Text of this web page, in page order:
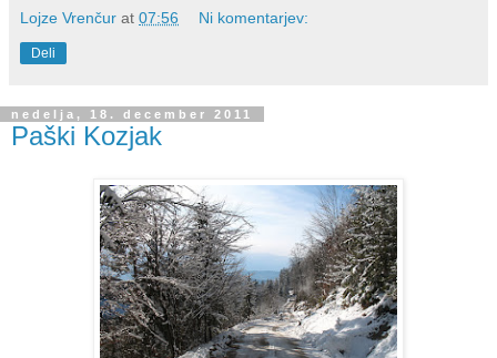
Lojze Vrenčur at 07:56 Ni komentarjev:
Deli
nedelja, 18. december 2011
Paški Kozjak